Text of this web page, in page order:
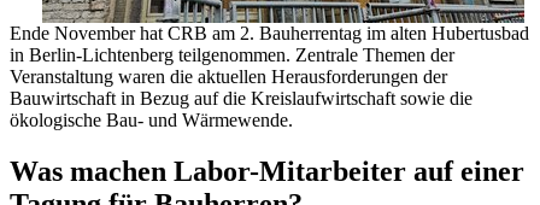
Ende November hat CRB am 2. Bauherrentag im alten Hubertusbad
in Berlin-Lichtenberg teilgenommen. Zentrale Themen der
Veranstaltung waren die aktuellen Herausforderungen der
Bauwirtschaft in Bezug auf die Kreislaufwirtschaft sowie die
ökologische Bau- und Wärmewende.
Was machen Labor-Mitarbeiter auf einer